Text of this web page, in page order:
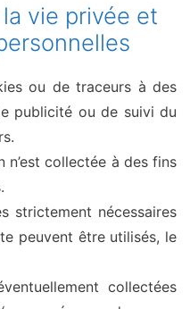
vie privée et
ou de traceurs à des
publicité ou de suivi du
n’est collectée à des fins
strictement nécessaires
peuvent être utilisés, le
collectées